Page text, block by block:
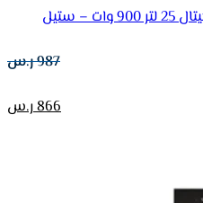
ميكرويف بشواية كيتشن لاين ديجيتال 25 لتر 900 وات – ستيل
987ر.س
866ر.س